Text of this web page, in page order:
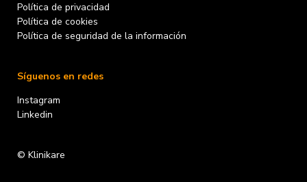
Política de privacidad
Política de cookies
Política de seguridad de la información
Síguenos en redes
Instagram
Linkedin
© Klinikare